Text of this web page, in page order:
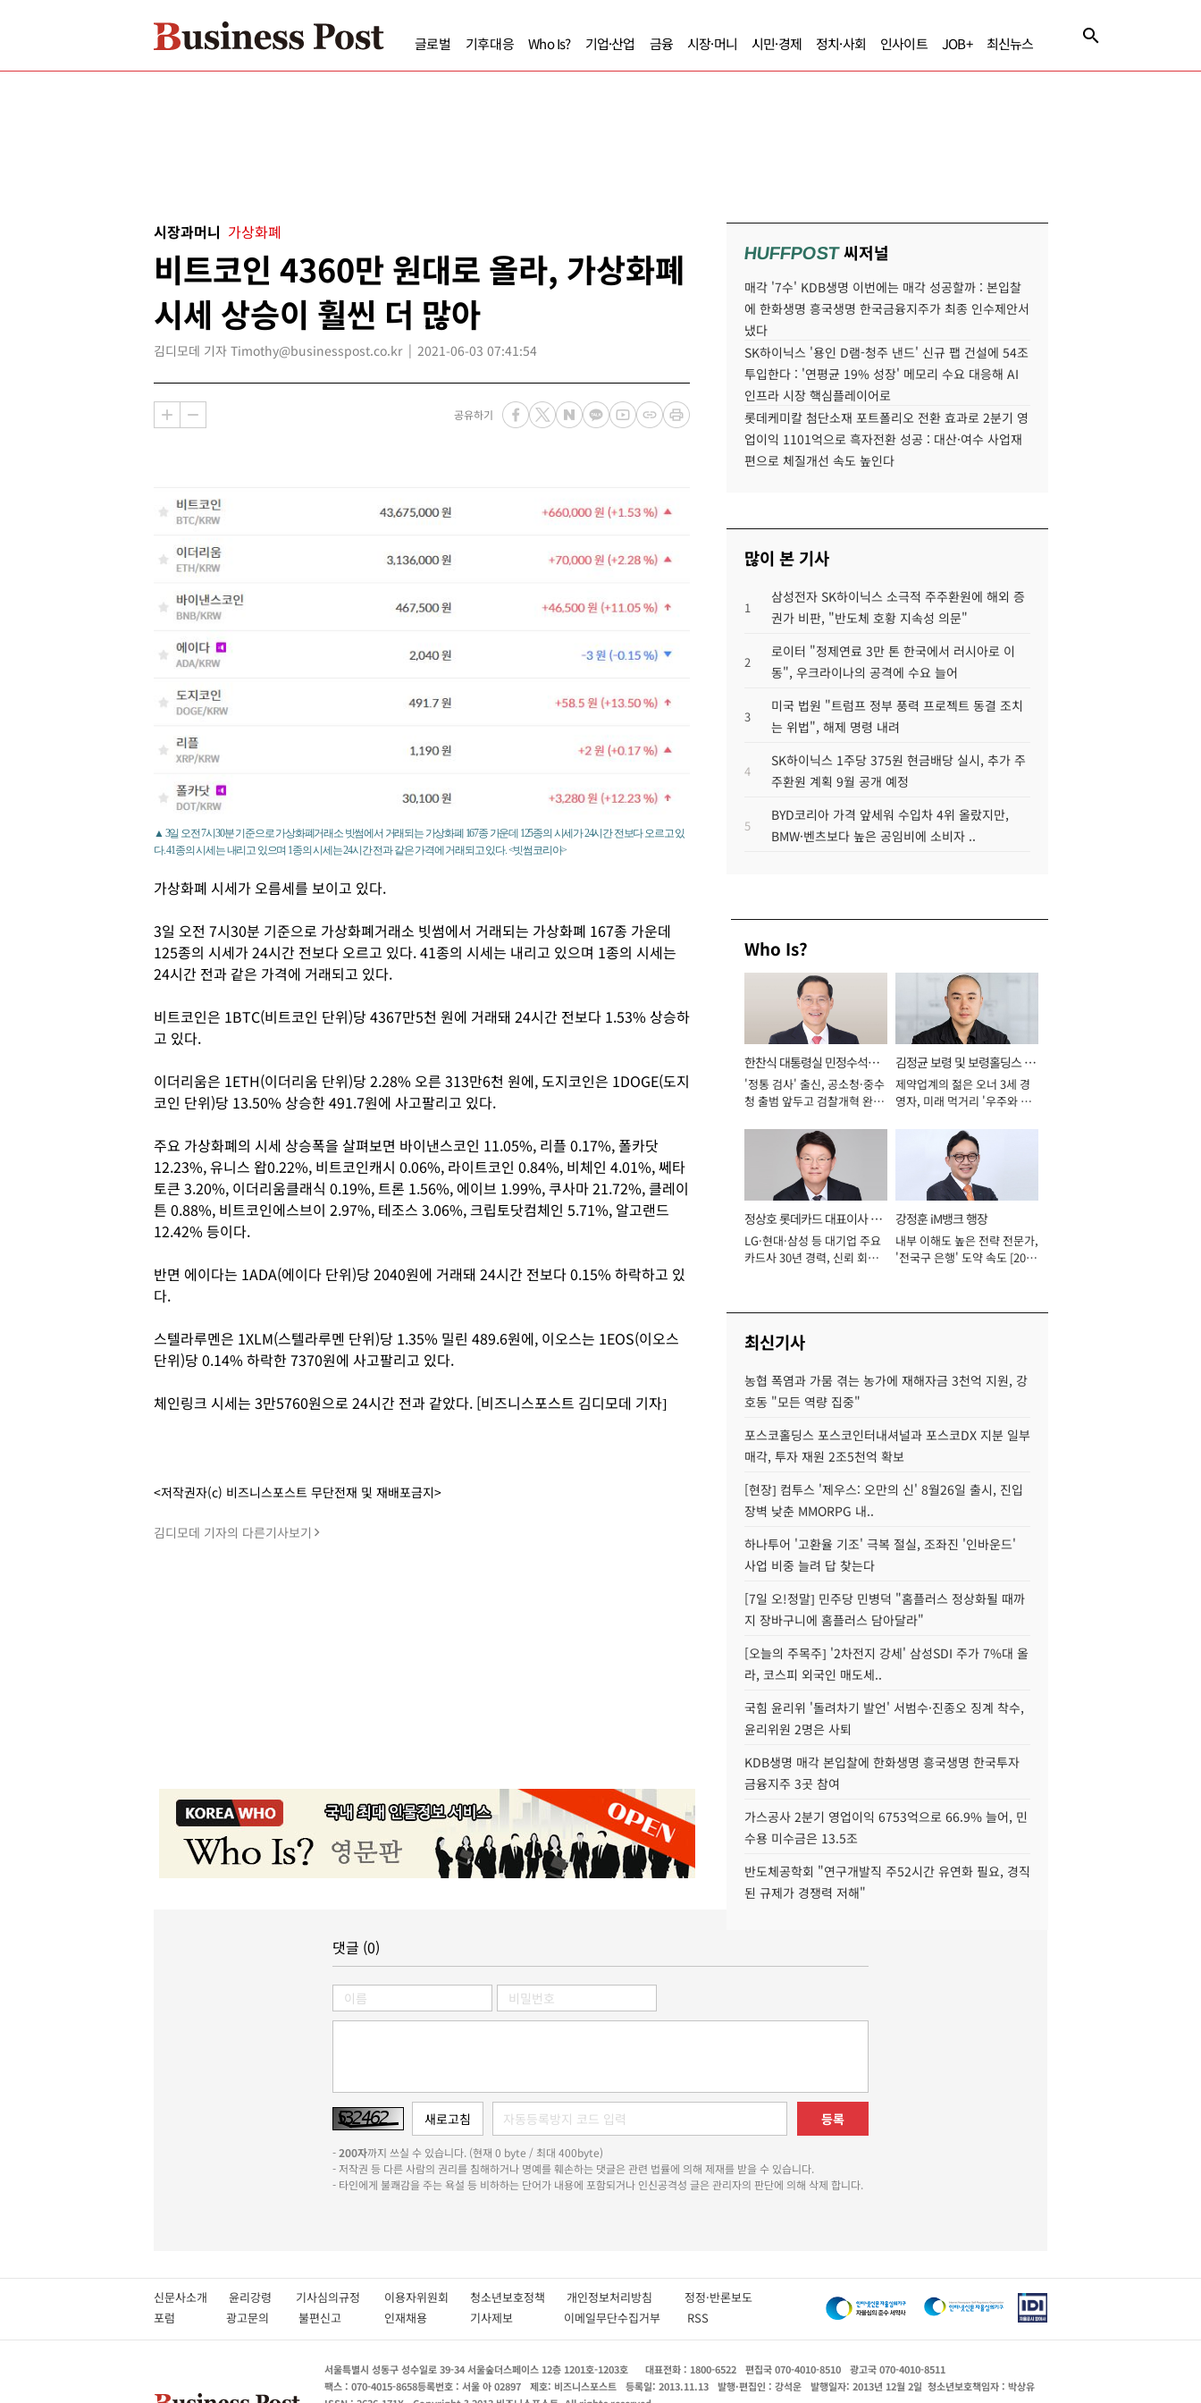
글로벌 기후대응 Who Is? 기업·산업 금융 시장·머니 시민·경제 정치·사회 인사이트 JOB+ 최신뉴스
시장과머니 가상화폐
비트코인 4360만 원대로 올라, 가상화폐
시세 상승이 훨씬 더 많아
김디모데 기자 Timothy@businesspost.co.kr 2021-06-03 07:41:54
공유하기
▲ 3일 오전 7시30분 기준으로 가상화폐거래소 빗썸에서 거래되는 가상화폐 167종 가운데 125종의 시세가 24시간 전보다 오르고 있
다. 41종의 시세는 내리고 있으며 1종의 시세는 24시간 전과 같은 가격에 거래되고 있다. <빗썸코리아>
가상화폐 시세가 오름세를 보이고 있다.
3일 오전 7시30분 기준으로 가상화폐거래소 빗썸에서 거래되는 가상화폐 167종 가운데
125종의 시세가 24시간 전보다 오르고 있다. 41종의 시세는 내리고 있으며 1종의 시세는
24시간 전과 같은 가격에 거래되고 있다.
비트코인은 1BTC(비트코인 단위)당 4367만5천 원에 거래돼 24시간 전보다 1.53% 상승하
고 있다.
이더리움은 1ETH(이더리움 단위)당 2.28% 오른 313만6천 원에, 도지코인은 1DOGE(도지
코인 단위)당 13.50% 상승한 491.7원에 사고팔리고 있다.
주요 가상화폐의 시세 상승폭을 살펴보면 바이낸스코인 11.05%, 리플 0.17%, 폴카닷
12.23%, 유니스 왑0.22%, 비트코인캐시 0.06%, 라이트코인 0.84%, 비체인 4.01%, 쎄타
토큰 3.20%, 이더리움클래식 0.19%, 트론 1.56%, 에이브 1.99%, 쿠사마 21.72%, 클레이
튼 0.88%, 비트코인에스브이 2.97%, 테조스 3.06%, 크립토닷컴체인 5.71%, 알고랜드
12.42% 등이다.
반면 에이다는 1ADA(에이다 단위)당 2040원에 거래돼 24시간 전보다 0.15% 하락하고 있
다.
스텔라루멘은 1XLM(스텔라루멘 단위)당 1.35% 밀린 489.6원에, 이오스는 1EOS(이오스
단위)당 0.14% 하락한 7370원에 사고팔리고 있다.
체인링크 시세는 3만5760원으로 24시간 전과 같았다. [비즈니스포스트 김디모데 기자]
<저작권자(c) 비즈니스포스트 무단전재 및 재배포금지>
김디모데 기자의 다른기사보기
HUFFPOST씨저널
매각 '7수' KDB생명 이번에는 매각 성공할까 : 본입찰
에 한화생명 흥국생명 한국금융지주가 최종 인수제안서
냈다
SK하이닉스 '용인 D램-청주 낸드' 신규 팹 건설에 54조
투입한다 : '연평균 19% 성장' 메모리 수요 대응해 AI
인프라 시장 핵심플레이어로
롯데케미칼 첨단소재 포트폴리오 전환 효과로 2분기 영
업이익 1101억으로 흑자전환 성공 : 대산·여수 사업재
편으로 체질개선 속도 높인다
많이 본 기사
1
삼성전자 SK하이닉스 소극적 주주환원에 해외 증
권가 비판, "반도체 호황 지속성 의문"
2
로이터 "정제연료 3만 톤 한국에서 러시아로 이
동", 우크라이나의 공격에 수요 늘어
3
미국 법원 "트럼프 정부 풍력 프로젝트 동결 조치
는 위법", 해제 명령 내려
4
SK하이닉스 1주당 375원 현금배당 실시, 추가 주
주환원 계획 9월 공개 예정
5
BYD코리아 가격 앞세워 수입차 4위 올랐지만,
BMW·벤츠보다 높은 공임비에 소비자 ..
Who Is?
한찬식 대통령실 민정수석비
서관
'정통 검사' 출신, 공소청·중수
청 출범 앞두고 검찰개혁 완수
김정균 보령 및 보령홀딩스 대
표이사 사장
제약업계의 젊은 오너 3세 경
영자, 미래 먹거리 '우주와 헬
정상호 롯데카드 대표이사 사
장
LG·현대·삼성 등 대기업 주요
카드사 30년 경력, 신뢰 회복
강정훈 iM뱅크 행장
내부 이해도 높은 전략 전문가,
'전국구 은행' 도약 속도 [2026
최신기사
농협 폭염과 가뭄 겪는 농가에 재해자금 3천억 지원, 강
호동 "모든 역량 집중"
포스코홀딩스 포스코인터내셔널과 포스코DX 지분 일부
매각, 투자 재원 2조5천억 확보
[현장] 컴투스 '제우스: 오만의 신' 8월26일 출시, 진입
장벽 낮춘 MMORPG 내..
하나투어 '고환율 기조' 극복 절실, 조좌진 '인바운드'
사업 비중 늘려 답 찾는다
[7일 오!정말] 민주당 민병덕 "홈플러스 정상화될 때까
지 장바구니에 홈플러스 담아달라"
[오늘의 주목주] '2차전지 강세' 삼성SDI 주가 7%대 올
라, 코스피 외국인 매도세..
국힘 윤리위 '돌려차기 발언' 서범수·진종오 징계 착수,
윤리위원 2명은 사퇴
KDB생명 매각 본입찰에 한화생명 흥국생명 한국투자
금융지주 3곳 참여
가스공사 2분기 영업이익 6753억으로 66.9% 늘어, 민
수용 미수금은 13.5조
반도체공학회 "연구개발직 주52시간 유연화 필요, 경직
된 규제가 경쟁력 저해"
댓글 (0)
등록
-200자까지 쓰실 수 있습니다. (현재 0 byte / 최대 400byte)
- 저작권 등 다른 사람의 권리를 침해하거나 명예를 훼손하는 댓글은 관련 법률에 의해 제재를 받을 수 있습니다.
- 타인에게 불쾌감을 주는 욕설 등 비하하는 단어가 내용에 포함되거나 인신공격성 글은 관리자의 판단에 의해 삭제 합니다.
신문사소개 윤리강령 기사심의규정 이용자위원회 청소년보호정책 개인정보처리방침 정정·반론보도
포럼
광고문의 불편신고 인재채용 기사제보 이메일무단수집거부 RSS
서울특별시 성동구 성수일로 39-34 서울숲더스페이스 12층 1201호-1203호 대표전화 : 1800-6522 편집국 070-4010-8510
광고국 070-4010-8511
팩스 : 070-4015-8658등록번호 : 서울 아 02897 제호: 비즈니스포스트 등록일: 2013.11.13 발행·편집인 : 강석운 발행일자: 2013년 12월 2일 청소년보호책임자 : 박상유